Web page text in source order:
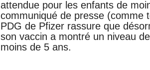
attendue pour les enfants de
communiqué de presse (comme
PDG de Pfizer rassure que
son vaccin a montré un niveau
moins de 5 ans.